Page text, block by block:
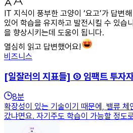
IT 지식이 풍부한 고양이 ‘요고’가 답변
있어 학습을 유지하고 발전시킬 수 있습
을 향상시키는데 도움이 됩니다.
열심히 읽고 답변했어요!
비즈니스
[일잘러의 지표들] ⑤ 임팩트 투자자
8분
확장성이 있는 기술이기 때문에, 밸류
갔냐면요. 자기주도 학습이 가능할 정도